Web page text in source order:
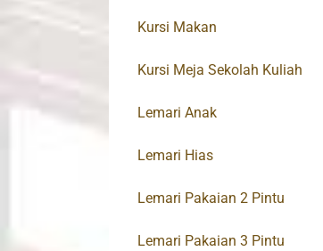
Kursi Makan
Kursi Meja Sekolah Kuliah
Lemari Anak
Lemari Hias
Lemari Pakaian 2 Pintu
Lemari Pakaian 3 Pintu